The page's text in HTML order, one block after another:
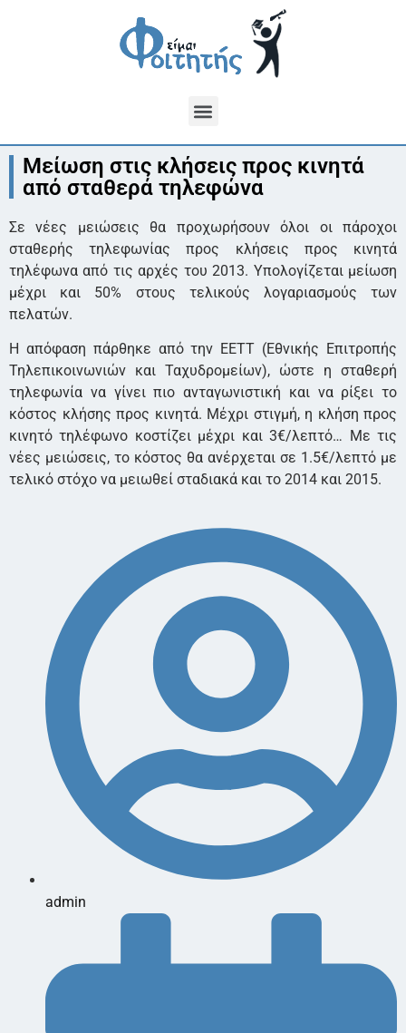
Μείωση στις κλήσεις προς κινητά
από σταθερά τηλεφώνα
Σε νέες μειώσεις θα προχωρήσουν όλοι οι πάροχοι
σταθερής τηλεφωνίας προς κλήσεις προς κινητά
τηλέφωνα από τις αρχές του 2013. Υπολογίζεται μείωση
μέχρι και 50% στους τελικούς λογαριασμούς των
πελατών.
Η απόφαση πάρθηκε από την ΕΕΤΤ (Εθνικής Επιτροπής
Τηλεπικοινωνιών και Ταχυδρομείων), ώστε η σταθερή
τηλεφωνία να γίνει πιο ανταγωνιστική και να ρίξει το
κόστος κλήσης προς κινητά. Μέχρι στιγμή, η κλήση προς
κινητό τηλέφωνο κοστίζει μέχρι και 3€/λεπτό… Με τις
νέες μειώσεις, το κόστος θα ανέρχεται σε 1.5€/λεπτό με
τελικό στόχο να μειωθεί σταδιακά και το 2014 και 2015.
admin